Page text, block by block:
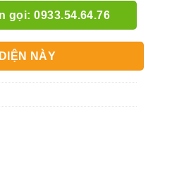
gọi: 0933.54.64.76
NÀY